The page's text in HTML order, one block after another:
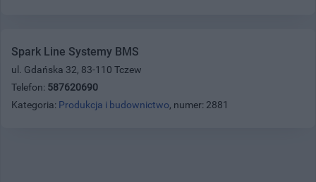
Spark Line Systemy BMS
ul. Gdańska 32, 83-110 Tczew
Telefon: 587620690
Kategoria: Produkcja i budownictwo, numer: 2881